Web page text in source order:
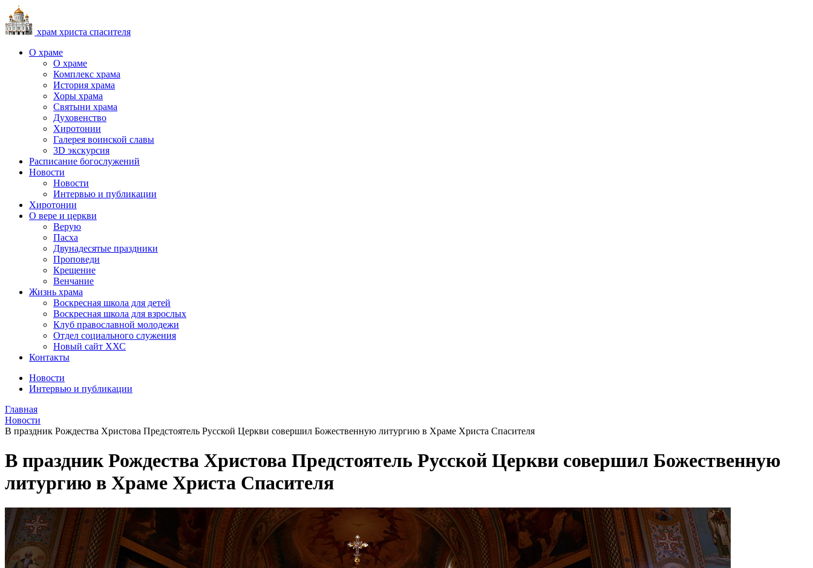
храм христа спасителя
О храме
О храме
Комплекс храма
История храма
Хоры храма
Святыни храма
Духовенство
Хиротонии
Галерея воинской славы
3D экскурсия
Расписание богослужений
Новости
Новости
Интервью и публикации
Хиротонии
О вере и церкви
Верую
Пасха
Двунадесятые праздники
Проповеди
Крещение
Венчание
Жизнь храма
Воскресная школа для детей
Воскресная школа для взрослых
Клуб православной молодежи
Отдел социального служения
Новый сайт ХХС
Контакты
Новости
Интервью и публикации
Главная
Новости
В праздник Рождества Христова Предстоятель Русской Церкви совершил Божественную литургию в Храме Христа Спасителя
В праздник Рождества Христова Предстоятель Русской Церкви совершил Божественную
литургию в Храме Христа Спасителя